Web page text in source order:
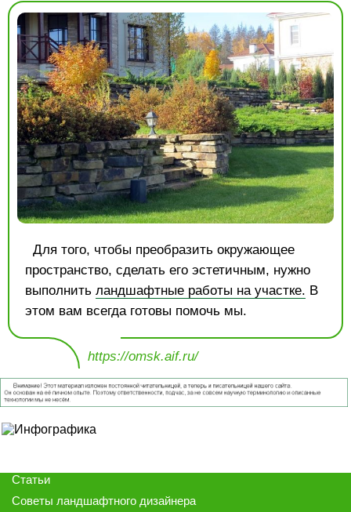
Для того, чтобы преобразить окружающее
пространство, сделать его эстетичным, нужно
выполнить ландшафтные работы на участке. В
этом вам всегда готовы помочь мы.
https://omsk.aif.ru/
Статьи
Советы ландшафтного дизайнера